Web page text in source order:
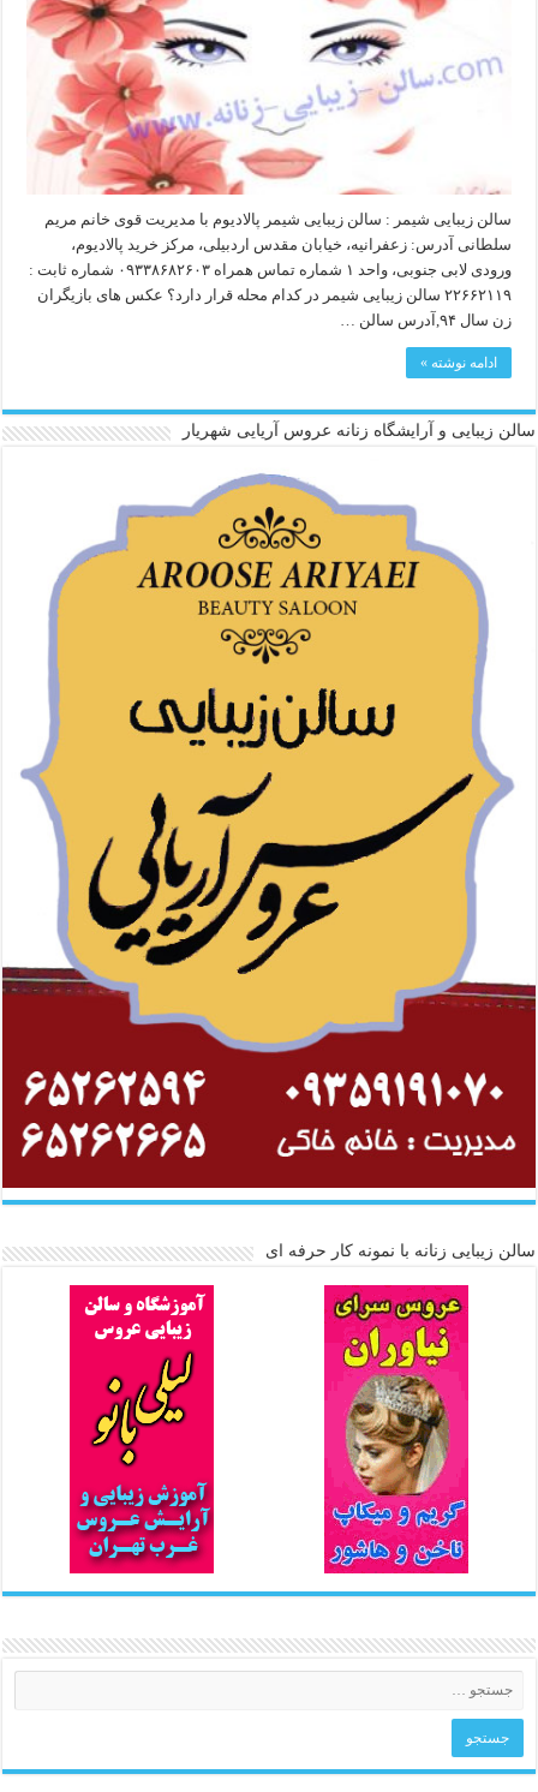
سالن زیبایی شیمر : سالن زیبایی شیمر پالادیوم با مدیریت قوی خانم مریم
سلطانی آدرس: زعفرانیه، خیابان مقدس اردبیلی، مرکز خرید پالادیوم،
ورودی لابی جنوبی، واحد ۱ شماره تماس همراه ۰۹۳۳۸۶۸۲۶۰۳ شماره ثابت :
۲۲۶۶۲۱۱۹ سالن زیبایی شیمر در کدام محله قرار دارد؟ عکس های بازیگران
زن سال ۹۴,آدرس سالن …
ادامه نوشته »
سالن زیبایی و آرایشگاه زنانه عروس آریایی شهریار
سالن زیبایی زنانه با نمونه کار حرفه ای